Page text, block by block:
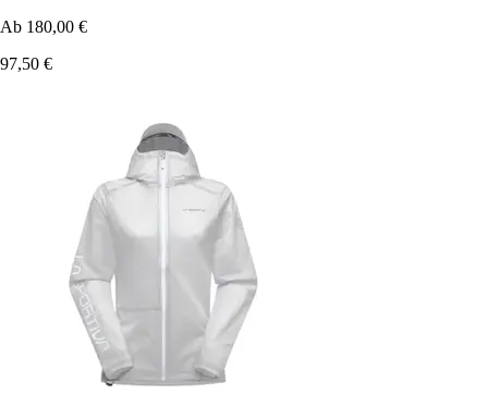
Ab 180,00 €
97,50 €